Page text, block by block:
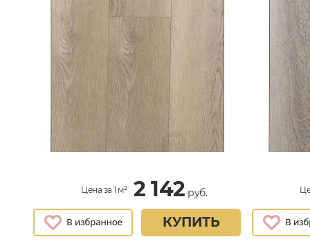
Цена за 1 м² 2 142 руб.
КУПИТЬ